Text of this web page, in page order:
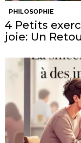
PHILOSOPHIE
4 Petits
joie: Un